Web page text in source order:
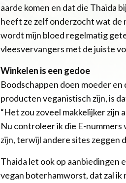
aarde komen en dat die Thaida
heeft ze zelf onderzocht wat de
wordt mijn bloed regelmatig
vleesvervangers met de juiste
Winkelen is een gedoe
Boodschappen doen moeder
producten veganistisch zijn, is
“Het zou zoveel makkelijker zijn
Nu controleer ik die E-nummers
zijn, terwijl andere sites zeggen
Thaida let ook op aanbiedingen
vegan boterhamworst, dat zal ik